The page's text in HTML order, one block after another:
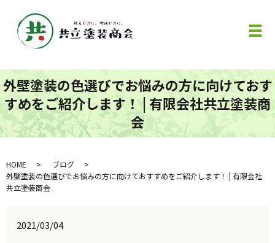
メ
外壁塗装の色選びでお悩みの方に向けておす
すめをご紹介します！ | 有限会社共立塗装商
会
HOME
ブログ
外壁塗装の色選びでお悩みの方に向けておすすめをご紹介します！ | 有限会社
共立塗装商会
2021/03/04